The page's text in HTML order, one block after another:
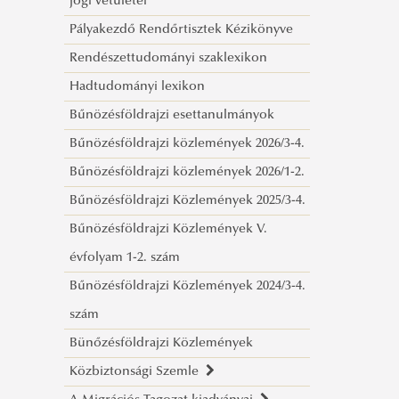
tudomány
Kapitulál a jogrend?
Az európai kultúrkör és az iszlám A
KÖVETENDŐ(?) ÚT
Fenntartható-e a fejlődés?
Civilizációs ártalmak
Az összehasonlító
rendészettudomány időszerűségéről
COVID Sűrített levegős
oltópisztolyok
Bevezetés a jogi kultúra világába
A jog lehetőségei és korlátai
Világűr
Pályakezdő Rendőrtisztek Kézikönyve
Rendészettudományi szaklexikon
Hadtudományi lexikon
Bűnözésföldrajzi esettanulmányok
Bűnözésföldrajzi közlemények 2026/3-4.
Bűnözésföldrajzi közlemények 2026/1-2.
Bűnözésföldrajzi Közlemények 2025/3-4.
Bűnözésföldrajzi Közlemények V.
évfolyam 1-2. szám
Bűnözésföldrajzi Közlemények 2024/3-4.
szám
Bünőzésföldrajzi Közlemények
Közbiztonsági Szemle